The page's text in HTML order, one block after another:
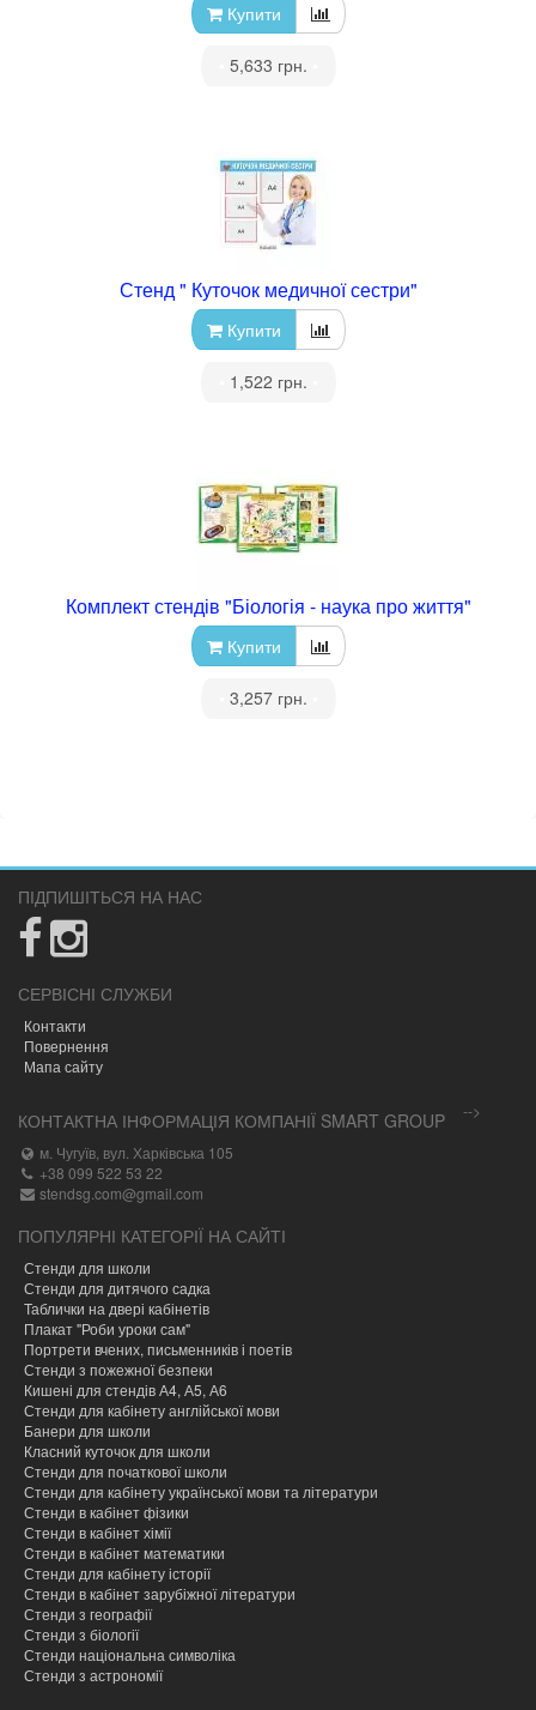
Купити
5,633 грн.
Стенд " Куточок медичної сестри"
Купити
1,522 грн.
Комплект стендів "Біологія - наука про життя"
Купити
3,257 грн.
ПІДПИШІТЬСЯ НА НАС
СЕРВІСНІ СЛУЖБИ
Контакти
Повернення
Мапа сайту
-->
КОНТАКТНА ІНФОРМАЦІЯ КОМПАНІЇ SMART GROUP
м. Чугуїв, вул. Харківська 105
+38 099 522 53 22
stendsg.com@gmail.com
ПОПУЛЯРНІ КАТЕГОРІЇ НА САЙТІ
Стенди для школи
Стенди для дитячого садка
Таблички на двері кабінетів
Плакат "Роби уроки сам"
Портрети вчених, письменників і поетів
Стенди з пожежної безпеки
Кишені для стендів А4, А5, А6
Стенди для кабінету англійської мови
Банери для школи
Класний куточок для школи
Стенди для початкової школи
Стенди для кабінету української мови та літератури
Стенди в кабінет фізики
Стенди в кабінет хімії
Cтенди в кабінет математики
Стенди для кабінету історії
Стенди в кабінет зарубіжної літератури
Стенди з географії
Стенди з біології
Стенди національна символіка
Стенди з астрономії